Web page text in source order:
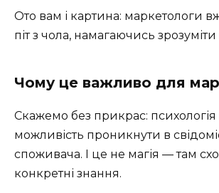
Ото вам і картина: маркетологи
піт з чола, намагаючись
Чому це важливо для
Скажемо без прикрас:
можливість проникнути в
споживача. І це не магія — там
конкретні знання.